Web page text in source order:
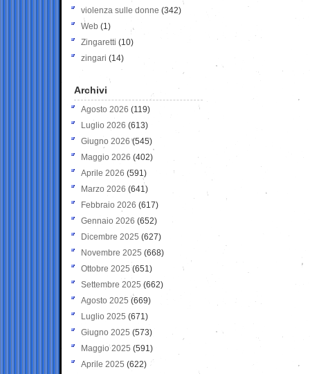
violenza sulle donne (342)
Web (1)
Zingaretti (10)
zingari (14)
Archivi
Agosto 2026 (119)
Luglio 2026 (613)
Giugno 2026 (545)
Maggio 2026 (402)
Aprile 2026 (591)
Marzo 2026 (641)
Febbraio 2026 (617)
Gennaio 2026 (652)
Dicembre 2025 (627)
Novembre 2025 (668)
Ottobre 2025 (651)
Settembre 2025 (662)
Agosto 2025 (669)
Luglio 2025 (671)
Giugno 2025 (573)
Maggio 2025 (591)
Aprile 2025 (622)